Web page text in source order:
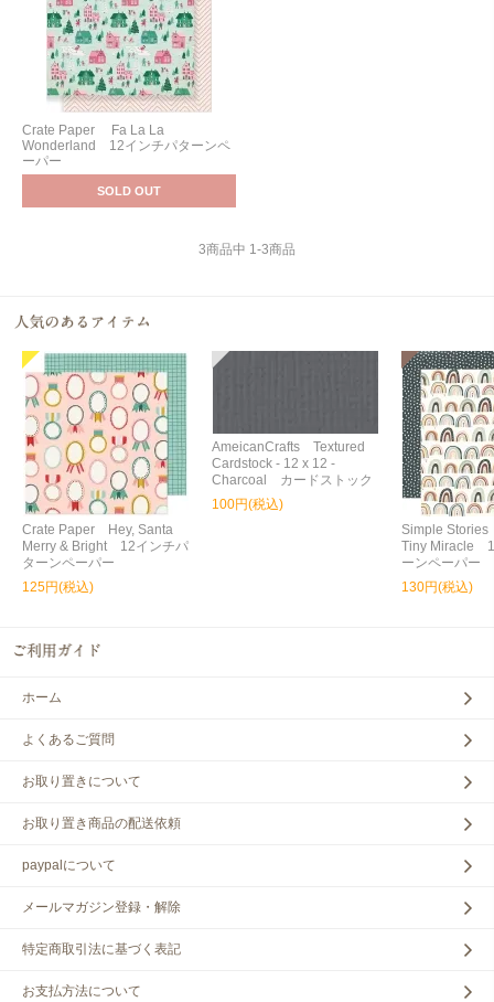
Crate Paper Fa La La
Wonderland 12インチパターンペ
ーパー
SOLD OUT
3商品中 1-3商品
Crate Paper Hey, Santa
Merry & Bright 12インチパ
ターンペーパー
125円(税込)
AmeicanCrafts Textured
Cardstock - 12 x 12 -
Charcoal カードストック
100円(税込)
Simple
Tiny Miracle
ーンペーパー
130円(税込)
ホーム
よくあるご質問
お取り置きについて
お取り置き商品の配送依頼
paypalについて
メールマガジン登録・解除
特定商取引法に基づく表記
お支払方法について